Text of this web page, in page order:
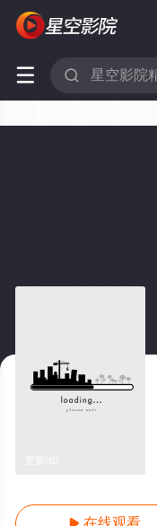
 
 在线观看